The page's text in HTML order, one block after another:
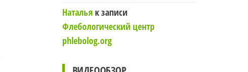
Наталья к записи
Флебологический центр
phlebolog.org